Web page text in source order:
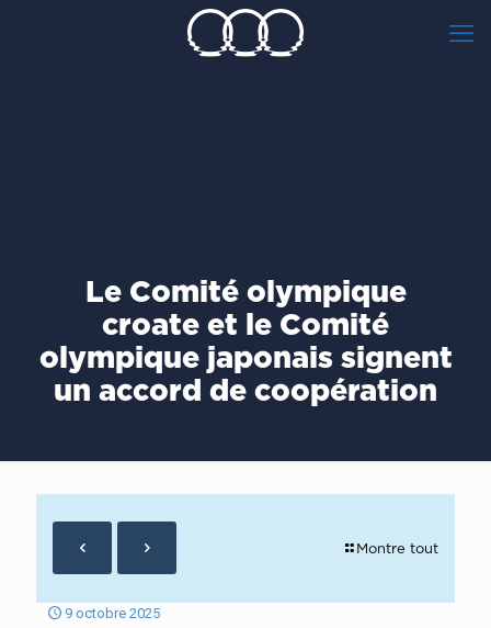
Le Comité olympique
croate et le Comité
olympique japonais signent
un accord de coopération
Montre tout
9 octobre 2025